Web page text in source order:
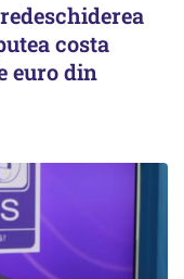
costa
euro din